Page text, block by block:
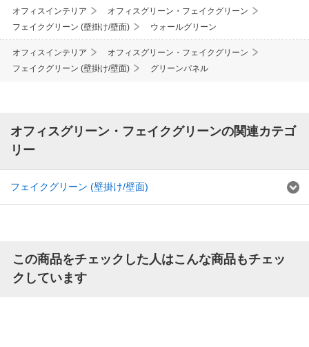
オフィスインテリア
オフィスグリーン・フェイクグリーン
フェイクグリーン (壁掛け/壁面)
ウォールグリーン
オフィスインテリア
オフィスグリーン・フェイクグリーン
フェイクグリーン (壁掛け/壁面)
グリーンパネル
オフィスグリーン・フェイクグリーンの関連カテゴ
リー
フェイクグリーン (壁掛け/壁面)
この商品をチェックした人はこんな商品もチェッ
クしています